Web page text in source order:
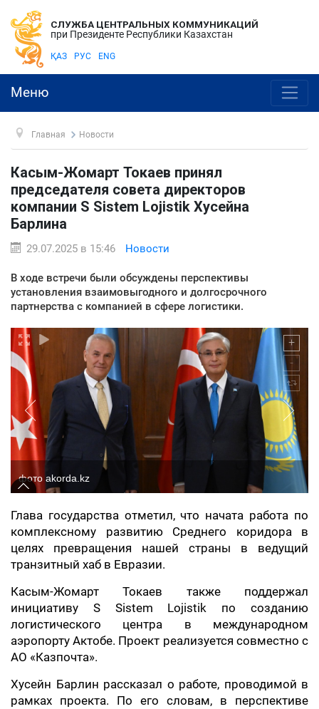
СЛУЖБА ЦЕНТРАЛЬНЫХ КОММУНИКАЦИЙ
при Президенте Республики Казахстан
ҚАЗ РУС ENG
Меню
Главная Новости
Касым-Жомарт Токаев принял
председателя совета директоров
компании S Sistem Lojistik Хусейна
Барлина
29.07.2025 в 15:46 Новости
В ходе встречи были обсуждены перспективы
установления взаимовыгодного и долгосрочного
партнерства с компанией в сфере логистики.
фото akorda.kz
Глава государства отметил, что начата работа по
комплексному развитию Среднего коридора в
целях превращения нашей страны в ведущий
транзитный хаб в Евразии.
Касым-Жомарт Токаев также поддержал
инициативу S Sistem Lojistik по созданию
логистического центра в международном
аэропорту Актобе. Проект реализуется совместно с
АО «Казпочта».
Хусейн Барлин рассказал о работе, проводимой в
рамках проекта. По его словам, в перспективе